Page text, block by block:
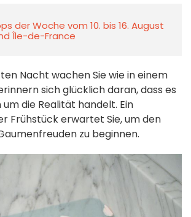
der Woche vom 10. bis 16. August
Île-de-France
Nacht wachen Sie wie in einem
sich glücklich daran, dass es
die Realität handelt. Ein
Frühstück erwartet Sie, um den
zu beginnen.